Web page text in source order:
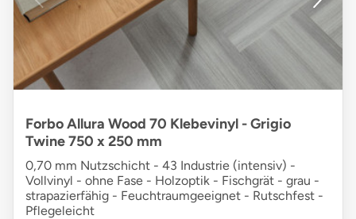
Forbo Allura Wood 70 Klebevinyl - Grigio
Twine 750 x 250 mm
0,70 mm Nutzschicht - 43 Industrie (intensiv) -
Vollvinyl - ohne Fase - Holzoptik - Fischgrät - grau -
strapazierfähig - Feuchtraumgeeignet - Rutschfest -
Pflegeleicht